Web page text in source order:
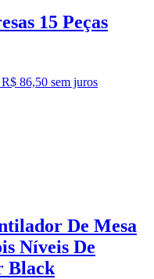
15 Peças
R$ 86,50 sem juros
De Mesa
Níveis De
Black